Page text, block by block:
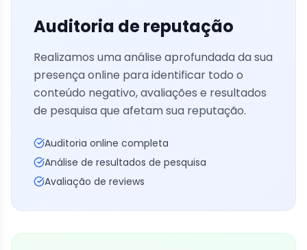
Auditoria de reputação
Realizamos uma análise aprofundada da sua
presença online para identificar todo o
conteúdo negativo, avaliações e resultados
de pesquisa que afetam sua reputação.
Auditoria online completa
Análise de resultados de pesquisa
Avaliação de reviews